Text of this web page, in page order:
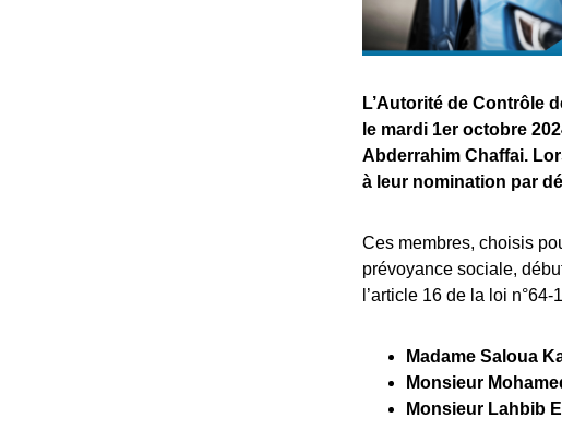
L’Autorité de Contrôle
le mardi 1er octobre
Abderrahim Chaffai.
à leur nomination par
Ces membres, choisis
prévoyance sociale,
l’article 16 de la loi
Madame Saloua
Monsieur
Monsieur Lahbib